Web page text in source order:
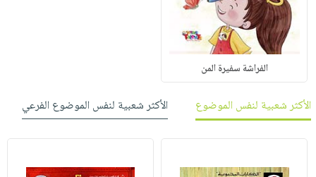
الفراشة سفيرة المن
الأكثر شعبية لنفس الموضوع الأكثر شعبية لنفس الموضوع الفرعي